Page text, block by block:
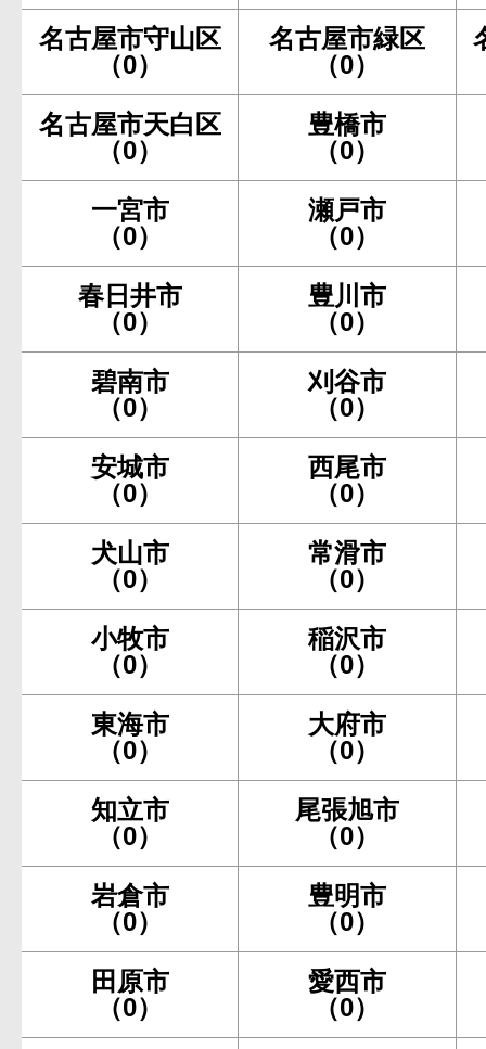
名古屋市守山区
（0）
名古屋市緑区
（0）
名古屋市天白区
（0）
豊橋市
（0）
一宮市
（0）
瀬戸市
（0）
春日井市
（0）
豊川市
（0）
碧南市
（0）
刈谷市
（0）
安城市
（0）
西尾市
（0）
犬山市
（0）
常滑市
（0）
小牧市
（0）
稲沢市
（0）
東海市
（0）
大府市
（0）
知立市
（0）
尾張旭市
（0）
岩倉市
（0）
豊明市
（0）
田原市
（0）
愛西市
（0）